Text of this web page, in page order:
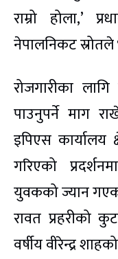
राम्रो होला,’
नेपालनिकट स्रोतले
रोजगारीका
पाउनुपर्ने माग
इपिएस कार्यालय
गरिएको
युवकको ज्यान
रावत प्रहरीको
वर्षीय वीरेन्द्र